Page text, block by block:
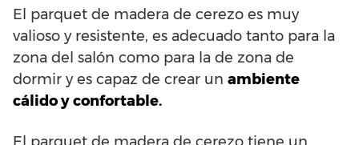
El parquet de madera de cerezo es muy
valioso y resistente, es adecuado tanto para la
zona del salón como para la de zona de
dormir y es capaz de crear un ambiente
cálido y confortable.
El parquet de madera de cerezo tiene un